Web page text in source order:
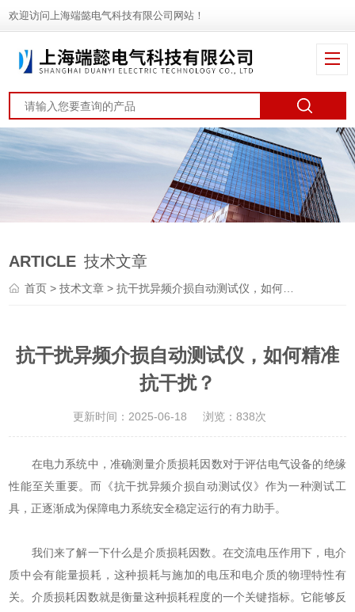
欢迎访问上海端懿电气科技有限公司网站！
ARTICLE 技术文章
首页 >技术文章 > 抗干扰异频介损自动测试仪，如何精准抗干扰？
抗干扰异频介损自动测试仪，如何精准
抗干扰？
更新时间：2025-06-18 浏览：838次
在电力系统中，准确测量介质损耗因数对于评估电气设备的绝缘
性能至关重要。而《抗干扰异频介损自动测试仪》作为一种测试工
具，正逐渐成为保障电力系统安全稳定运行的有力助手。
我们来了解一下什么是介质损耗因数。在交流电压作用下，电介
质中会有能量损耗，这种损耗与施加的电压和电介质的物理特性有
关。介质损耗因数就是衡量这种损耗程度的一个关键指标。它能够反